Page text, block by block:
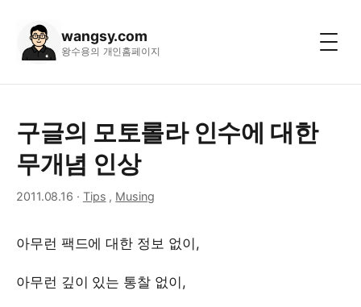
wangsy.com
왕수용의 개인홈페이지
구글의 모토롤라 인수에 대한
무개념 인상
2011.08.16 · Tips , Musing
아무런 팩드에 대한 정보 없이,
아무런 깊이 있는 통찰 없이,